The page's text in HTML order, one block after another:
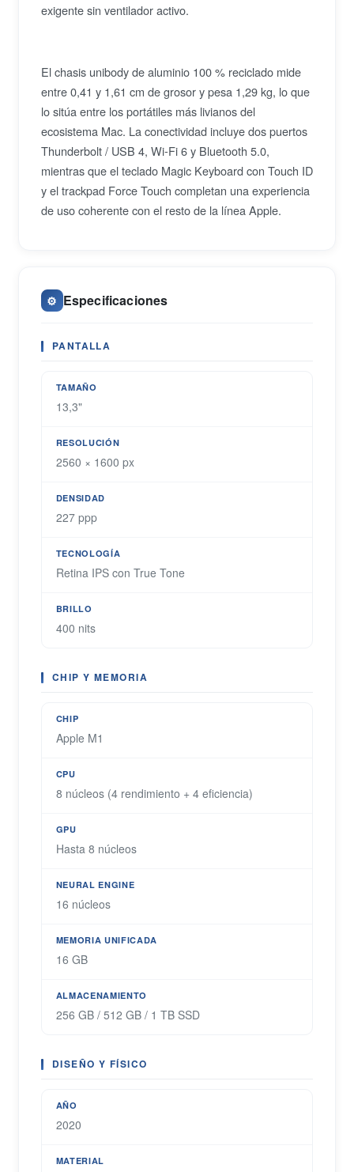
exigente sin ventilador activo.
El chasis unibody de aluminio 100 % reciclado mide
entre 0,41 y 1,61 cm de grosor y pesa 1,29 kg, lo que
lo sitúa entre los portátiles más livianos del
ecosistema Mac. La conectividad incluye dos puertos
Thunderbolt / USB 4, Wi-Fi 6 y Bluetooth 5.0,
mientras que el teclado Magic Keyboard con Touch ID
y el trackpad Force Touch completan una experiencia
de uso coherente con el resto de la línea Apple.
⚙️ Especificaciones
PANTALLA
TAMAÑO
13,3"
RESOLUCIÓN
2560 × 1600 px
DENSIDAD
227 ppp
TECNOLOGÍA
Retina IPS con True Tone
BRILLO
400 nits
CHIP Y MEMORIA
CHIP
Apple M1
CPU
8 núcleos (4 rendimiento + 4 eficiencia)
GPU
Hasta 8 núcleos
NEURAL ENGINE
16 núcleos
MEMORIA UNIFICADA
16 GB
ALMACENAMIENTO
256 GB / 512 GB / 1 TB SSD
DISEÑO Y FÍSICO
AÑO
2020
MATERIAL